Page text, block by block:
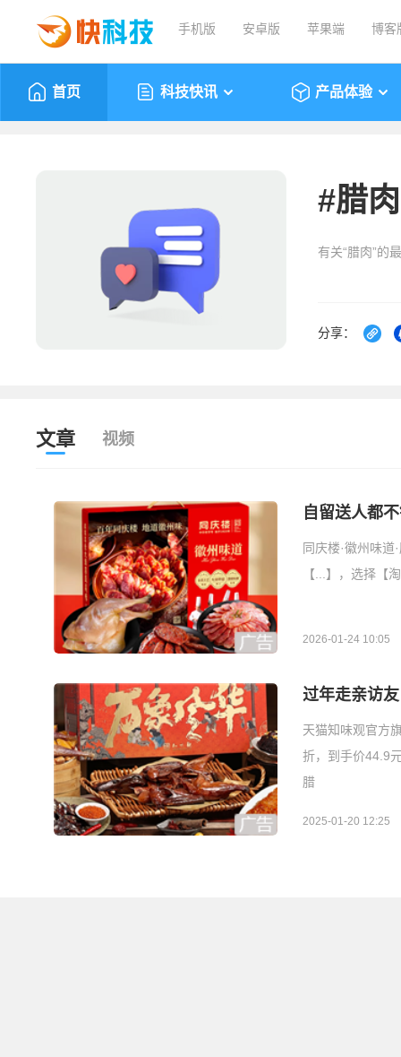
手机版 安卓版 苹果端 博客
首页 科技快讯 产品体验
#腊肉
有关“腊肉”的
分享：
文章 视频
自留送人都
同庆楼·徽州味
【...】，选择【
2026-01-24 10:05
过年走亲访
天猫知味观官方
折，到手价44.9
腊
2025-01-20 12:25